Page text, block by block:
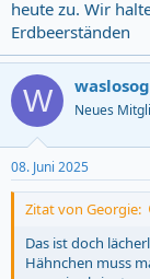
heute zu. Wir
Erdbeerständen
W Neues
08. Juni 2025
Zitat von Georgie:
Das ist doch
Hähnchen muss